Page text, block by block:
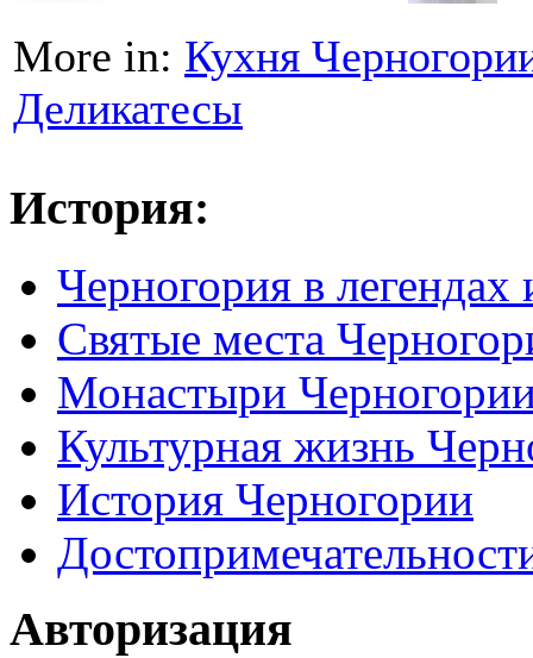
More in: Кухня
Деликатесы
История:
Черногория в легендах
Святые места
Монастыри
Культурная жизнь
История Черногории
Авторизация